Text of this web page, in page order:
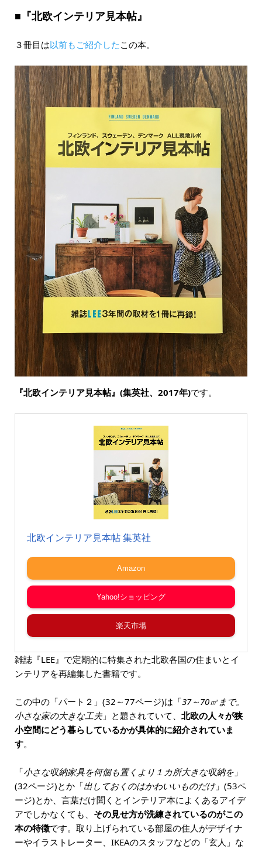
■『北欧インテリア見本帖』
３冊目は以前もご紹介した この本。
『北欧インテリア見本帖』(集英社、2017年)です。
北欧インテリア見本帖 集英社
Amazon
Yahoo!ショッピング
楽天市場
雑誌『LEE』で定期的に特集された北欧各国の住まいとイ
ンテリアを再編集した書籍です。
この中の「パート２」(32～77ページ)は「37～70㎡まで。
小さな家の大きな工夫」と題されていて、 北欧の人々が狭
小空間にどう暮らしているかが具体的に紹介されていま
す。
「小さな収納家具を何個も置くより１カ所大きな収納を」
(32ページ)とか「出しておくのはかわいいものだけ」(53ペ
ージ)とか、言葉だけ聞くとインテリア本によくあるアイデ
アでしかなくても、 その見せ方が洗練されているのがこの
本の特徴です。取り上げられている部屋の住人がデザイナ
ーやイラストレーター、IKEAのスタッフなどの「玄人」な